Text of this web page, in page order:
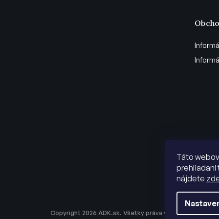
Táto
prehliadaní
nájdete
Copyright 2026 ADK.sk. Všetky práva vyhradené.